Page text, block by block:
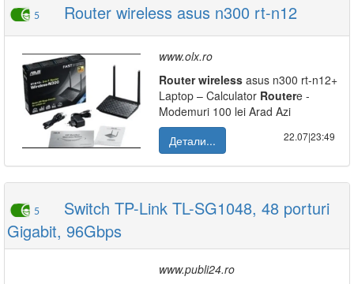
5 Router wireless asus n300 rt-n12
www.olx.ro
Router wireless asus n300 rt-n12+
Laptop – Calculator Routere -
Modemuri 100 lei Arad Azi
Детали...
22.07|23:49
5
Switch TP-Link TL-SG1048, 48 porturi
Gigabit, 96Gbps
www.publi24.ro